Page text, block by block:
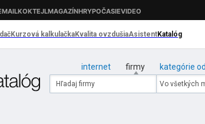
internet firmy kategórie